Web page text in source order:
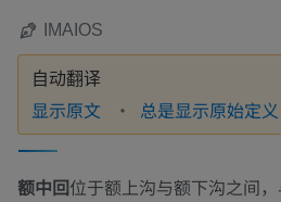
IMAIOS
自动翻译
显示原文 总是显示原始定义
额中回位于额上沟与额下沟之间